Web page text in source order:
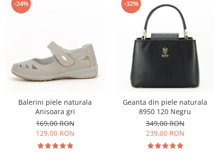
-24%
Balerini piele naturala
Anisoara gri
169,00 RON
129,00 RON
-32%
Geanta din piele naturala
8950 120 Negru
349,00 RON
239,00 RON